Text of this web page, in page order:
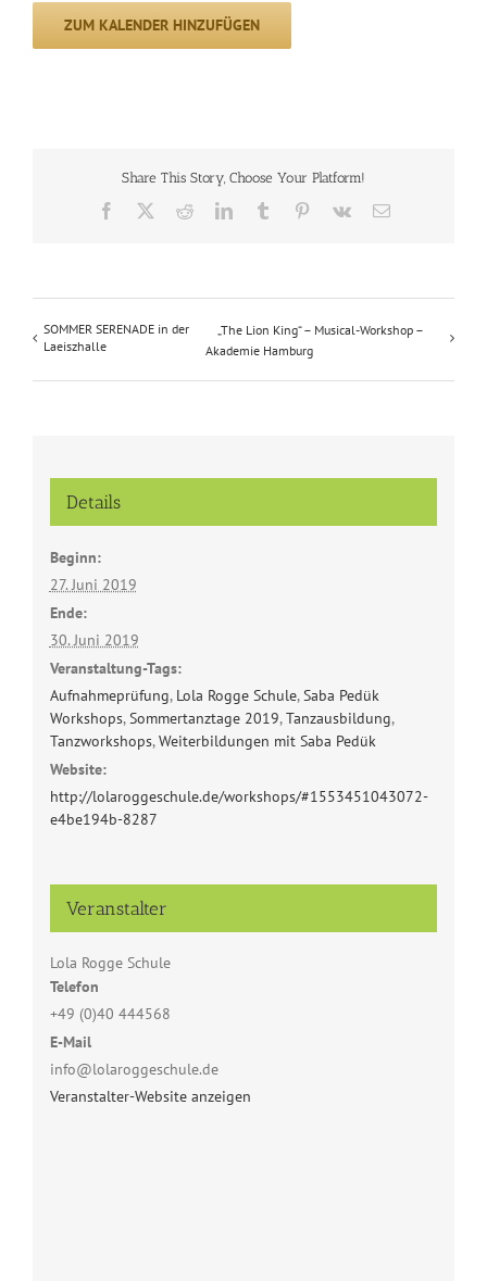
ZUM KALENDER HINZUFÜGEN
Share This Story, Choose Your Platform!
Facebook RedditLinkedInTumblr Pinterest
Vk
E-
SOMMER SERENADE in der
Laeiszhalle
„The Lion King“ – Musical-Workshop –
Akademie Hamburg
Details
Beginn:
27. Juni 2019
Ende:
30. Juni 2019
Veranstaltung-Tags:
Aufnahmeprüfung, Lola Rogge Schule,Saba Pedük
Workshops,Sommertanztage 2019,Tanzausbildung,
Tanzworkshops,Weiterbildungen mit Saba Pedük
Website:
http://lolaroggeschule.de/workshops/#1553451043072-
e4be194b-8287
Veranstalter
Lola Rogge Schule
Telefon
+49 (0)40 444568
E-Mail
info@lolaroggeschule.de
Veranstalter-Website anzeigen